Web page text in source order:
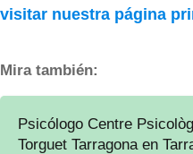
visitar nuestra página
Mira también:
Psicólogo Centre
Torguet Tarragona en